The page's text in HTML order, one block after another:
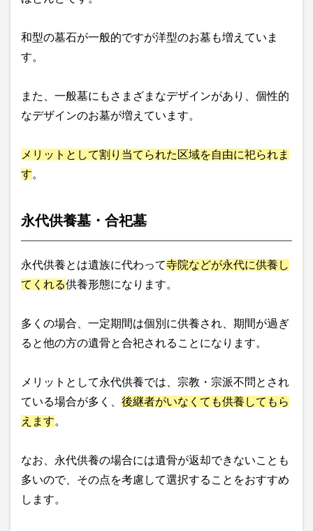
和型の墓石が一般的ですが洋型のお墓も増えていま
す。
また、一般墓にもさまざまなデザインがあり、個性的
なデザインのお墓が増えています。
メリットとして割り当てられた区域を自由に祀られま
す。
永代供養墓・合祀墓
永代供養とは遺族に代わって寺院などが永代に供養し
てくれる供養形態になります。
多くの場合、一定期間は個別に供養され、期間が過ぎ
ると他の方の遺骨と合祀されることになります。
メリットとして永代供養では、宗教・宗派不問とされ
ている場合が多く、 後継者がいなくても供養してもら
えます。
なお、永代供養の場合には遺骨が返却できないことも
多いので、その点を考慮して選択することをおすすめ
します。